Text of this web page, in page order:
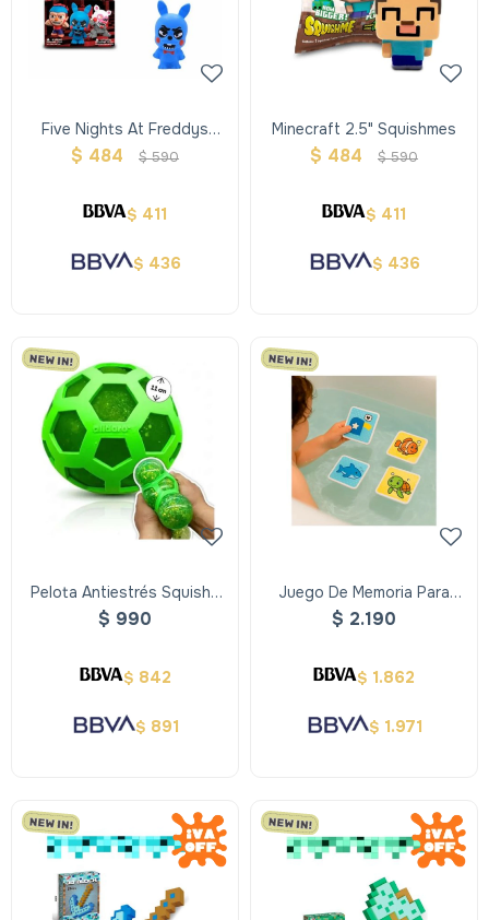
Five Nights At Freddys
Movie 2.5" Squishmes
$ 484 $ 590
$ 411
$ 436
Minecraft 2.5" Squishmes
$ 484 $ 590
$ 411
$ 436
Pelota Antiestrés Squishy
Brillante
$ 990
$ 842
$ 891
Juego De Memoria Para
Agua Xxl - Alldoro
$ 2.190
$ 1.862
$ 1.971